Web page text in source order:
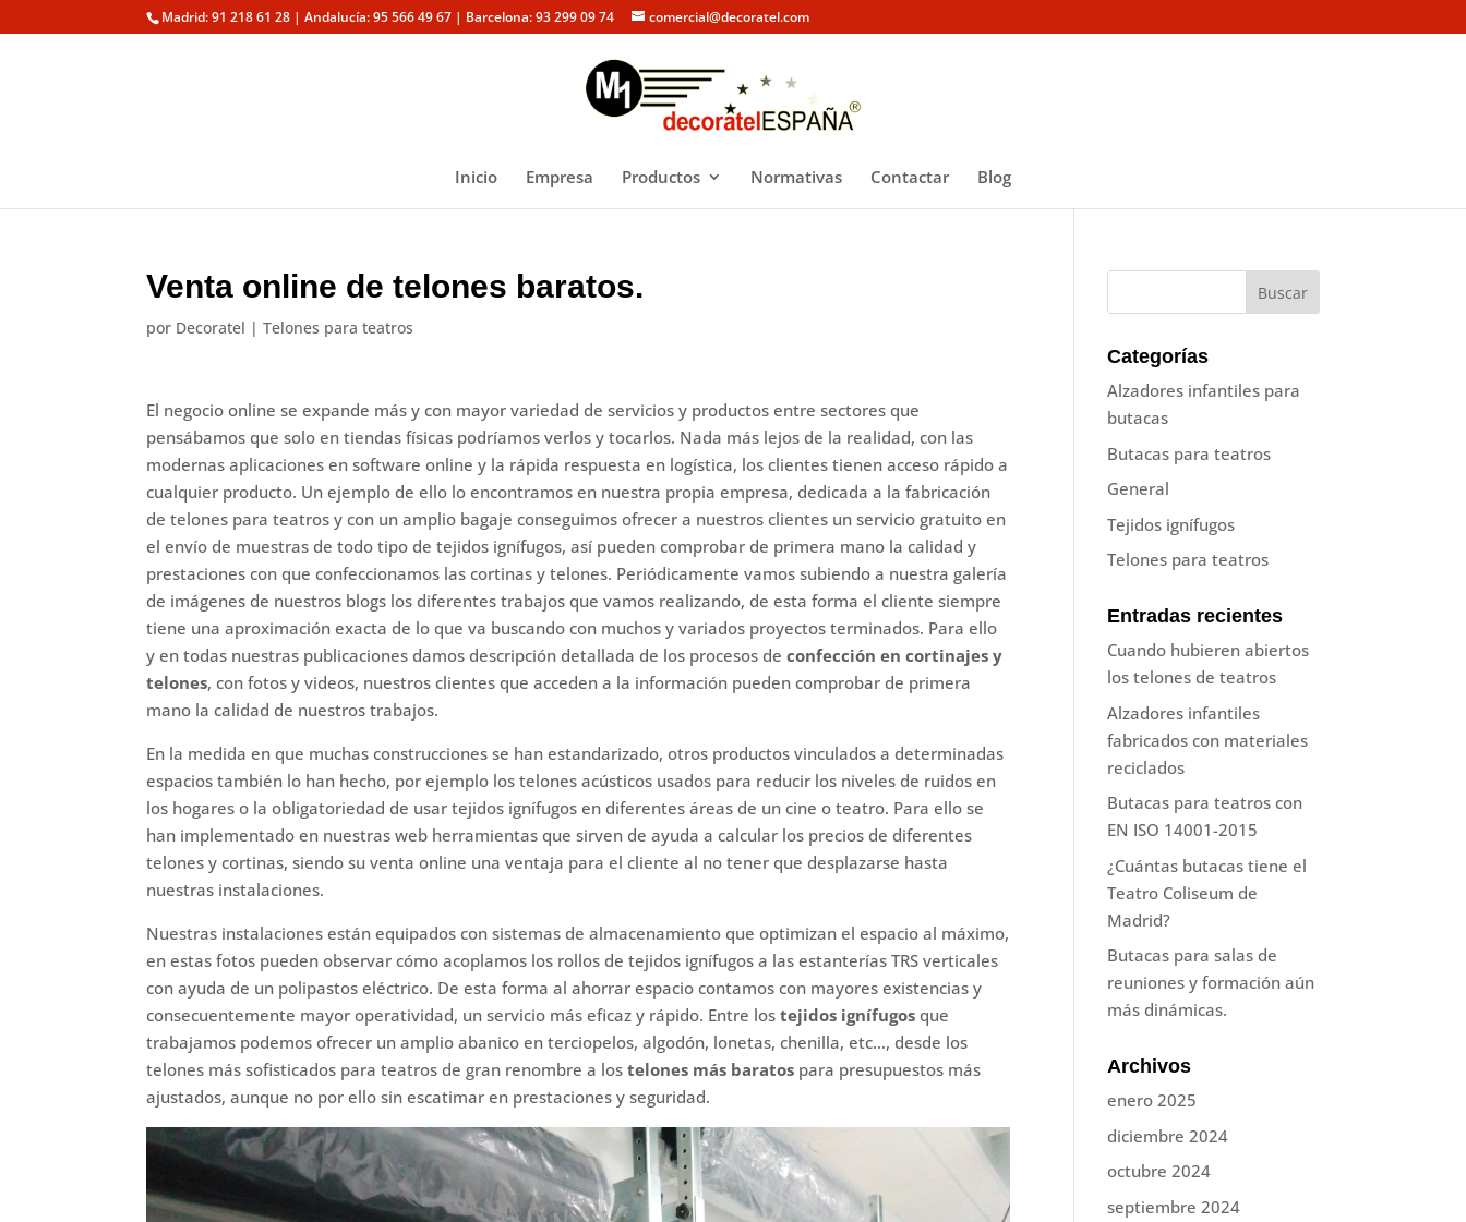
Madrid: 91 218 61 28 | Andalucía: 95 566 49 67 | Barcelona: 93 299 09 74 comercial@decoratel.com
Inicio Empresa Productos Normativas Contactar Blog
Venta online de telones baratos.
por Decoratel |Telones para teatros
El negocio online se expande más y con mayor variedad de servicios y productos entre sectores que
pensábamos que solo en tiendas físicas podríamos verlos y tocarlos. Nada más lejos de la realidad, con las
modernas aplicaciones en software online y la rápida respuesta en logística, los clientes tienen acceso rápido a
cualquier producto. Un ejemplo de ello lo encontramos en nuestra propia empresa, dedicada a la fabricación
de telones para teatros y con un amplio bagaje conseguimos ofrecer a nuestros clientes un servicio gratuito en
el envío de muestras de todo tipo de tejidos ignífugos, así pueden comprobar de primera mano la calidad y
prestaciones con que confeccionamos las cortinas y telones. Periódicamente vamos subiendo a nuestra galería
de imágenes de nuestros blogs los diferentes trabajos que vamos realizando, de esta forma el cliente siempre
tiene una aproximación exacta de lo que va buscando con muchos y variados proyectos terminados. Para ello
y en todas nuestras publicaciones damos descripción detallada de los procesos deconfección en cortinajes y
telones, con fotos y videos, nuestros clientes que acceden a la información pueden comprobar de primera
mano la calidad de nuestros trabajos.
En la medida en que muchas construcciones se han estandarizado, otros productos vinculados a determinadas
espacios también lo han hecho, por ejemplo los telones acústicos usados para reducir los niveles de ruidos en
los hogares o la obligatoriedad de usar tejidos ignífugos en diferentes áreas de un cine o teatro. Para ello se
han implementado en nuestras web herramientas que sirven de ayuda a calcular los precios de diferentes
telones y cortinas, siendo su venta online una ventaja para el cliente al no tener que desplazarse hasta
nuestras instalaciones.
Nuestras instalaciones están equipados con sistemas de almacenamiento que optimizan el espacio al máximo,
en estas fotos pueden observar cómo acoplamos los rollos de tejidos ignífugos a las estanterías TRS verticales
con ayuda de un polipastos eléctrico. De esta forma al ahorrar espacio contamos con mayores existencias y
consecuentemente mayor operatividad, un servicio más eficaz y rápido. Entre lostejidos ignífugos que
trabajamos podemos ofrecer un amplio abanico en terciopelos, algodón, lonetas, chenilla, etc…, desde los
telones más sofisticados para teatros de gran renombre a lostelones más baratos para presupuestos más
ajustados, aunque no por ello sin escatimar en prestaciones y seguridad.
Categorías
Alzadores infantiles para
butacas
Butacas para teatros
General
Tejidos ignífugos
Telones para teatros
Entradas recientes
Cuando hubieren abiertos
los telones de teatros
Alzadores infantiles
fabricados con materiales
reciclados
Butacas para teatros con
EN ISO 14001-2015
¿Cuántas butacas tiene el
Teatro Coliseum de
Madrid?
Butacas para salas de
reuniones y formación aún
más dinámicas.
Archivos
enero 2025
diciembre 2024
octubre 2024
septiembre 2024